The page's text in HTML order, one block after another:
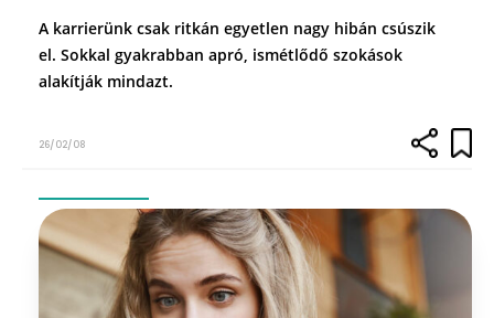
A karrierünk csak ritkán egyetlen nagy hibán csúszik
el. Sokkal gyakrabban apró, ismétlődő szokások
alakítják mindazt.
26/02/08